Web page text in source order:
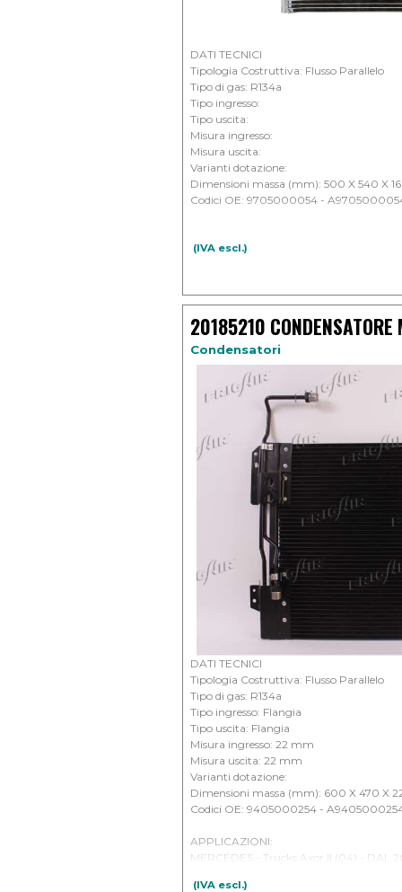
DATI TECNICI
Tipologia Costruttiva: Flusso Parallelo
Tipo di gas: R134a
Tipo ingresso:
Tipo uscita:
Misura ingresso:
Misura uscita:
Varianti dotazione:
Dimensioni massa (mm): 500 X 540 X 16
Codici OE: 9705000054 -
MERCEDES - Trucks Atego I (98)
(IVA escl.)
20185210 CONDENSATORE
Condensatori
DATI TECNICI
Tipologia Costruttiva: Flusso Parallelo
Tipo di gas: R134a
Tipo ingresso: Flangia
Tipo uscita: Flangia
Misura ingresso: 22 mm
Misura uscita: 22 mm
Varianti dotazione:
Dimensioni massa (mm): 600 X 470 X
Codici OE: 9405000254 -
APPLICAZIONI:
MERCEDES - Trucks Axor II (04) - DAL
(IVA escl.)